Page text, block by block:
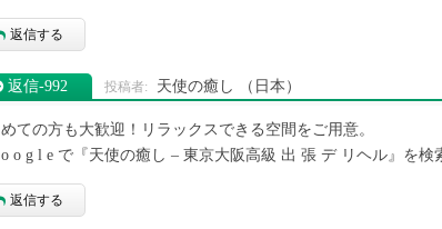
返信する
返信‐992 天使の癒し （日本）
ての方も大歓迎！リラックスできる空間をご用意。
o g l e で『天使の癒し – 東京大阪高級 出 張 デ リヘル』を検
返信する